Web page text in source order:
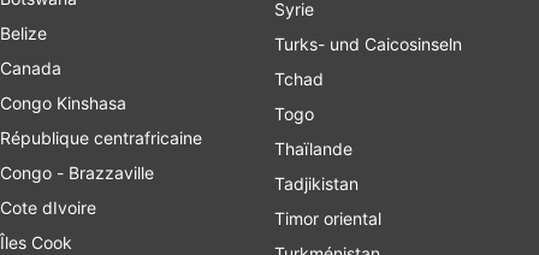
Belize
Canada
Congo Kinshasa
République centrafricaine
Congo - Brazzaville
Cote dIvoire
Îles Cook
Syrie
Turks- und Caicosinseln
Tchad
Togo
Thaïlande
Tadjikistan
Timor oriental